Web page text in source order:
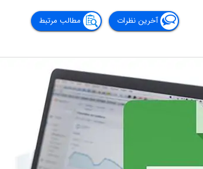
آخرین نظرات مطالب مرتبط